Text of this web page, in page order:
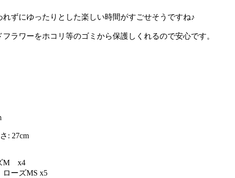
ずにゆったりとした楽しい時間がすごせそうですね♪
ラワーをホコリ等のゴミから保護しくれるので安心です。
: 27cm
M x4
x5